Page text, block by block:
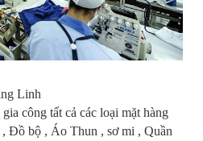
Linh
công tất cả các loại mặt hàng
Đồ bộ , Áo Thun , sơ mi , Quần